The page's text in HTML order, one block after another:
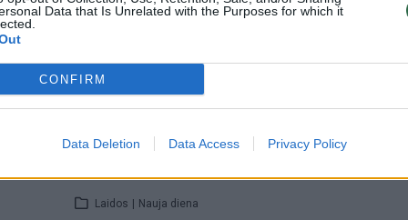
Data that Is Unrelated with the Purposes for which it
CONFIRM
Data Deletion Data Access Privacy Policy
Visi įrašai
vertinantis šaulys: nustokime apgaudinėti
save
Laidos | Nauja diena